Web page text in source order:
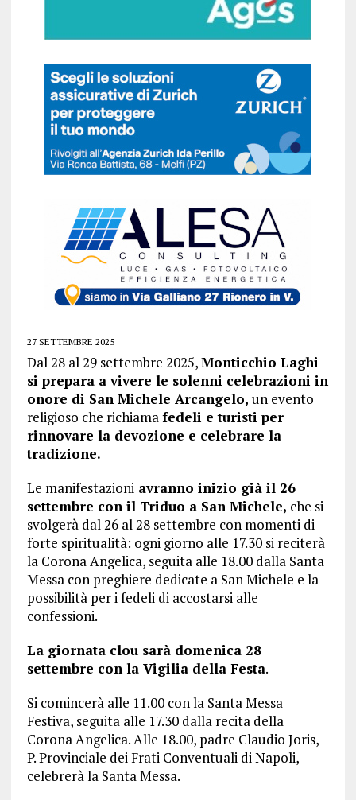
27 SETTEMBRE 2025
Dal 28 al 29 settembre 2025,Monticchio Laghi
si prepara a vivere le solenni celebrazioni in
onore di San Michele Arcangelo, un evento
religioso che richiamafedeli e turisti per
rinnovare la devozione e celebrare la
tradizione.
Le manifestazioniavranno inizio già il 26
settembre con il Triduo a San Michele, che si
svolgerà dal 26 al 28 settembre con momenti di
forte spiritualità: ogni giorno alle 17.30 si reciterà
la Corona Angelica, seguita alle 18.00 dalla Santa
Messa con preghiere dedicate a San Michele e la
possibilità per i fedeli di accostarsi alle
confessioni.
La giornata clou sarà domenica 28
settembre con la Vigilia della Festa.
Si comincerà alle 11.00 con la Santa Messa
Festiva, seguita alle 17.30 dalla recita della
Corona Angelica. Alle 18.00, padre Claudio Joris,
P. Provinciale dei Frati Conventuali di Napoli,
celebrerà la Santa Messa.